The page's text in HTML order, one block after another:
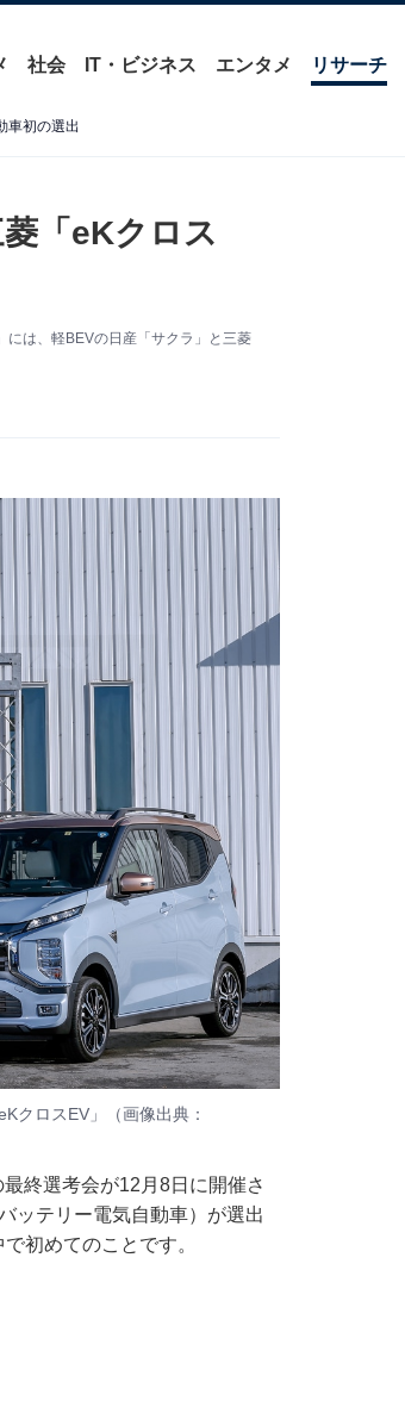
社会 IT・ビジネス エンタメ リサーチ
車初の選出
「eKクロス
には、軽BEVの日産「サクラ」と三菱
クロスEV」（画像出典：
終選考会が12月8日に開催さ
ッテリー電気自動車）が選出
初めてのことです。